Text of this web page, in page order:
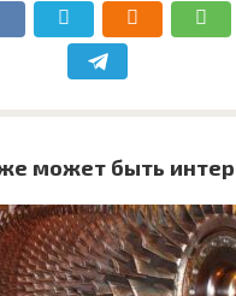
может быть